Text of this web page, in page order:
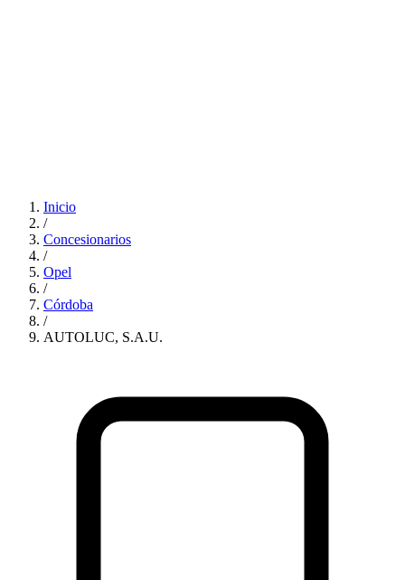
Inicio
/
Concesionarios
/
Opel
/
Córdoba
/
AUTOLUC, S.A.U.